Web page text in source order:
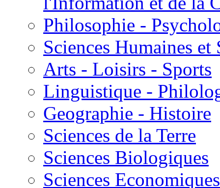
Philosophie -
Sciences Humaines et
Arts - Loisirs - Sports
Linguistique -
Geographie - Histoire
Sciences de la Terre
Sciences Biologiques
Sciences Economiques